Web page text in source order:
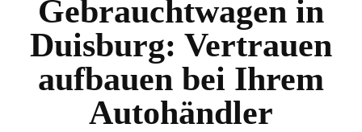
Gebrauchtwagen in
Duisburg: Vertrauen
aufbauen bei Ihrem
Autohändler